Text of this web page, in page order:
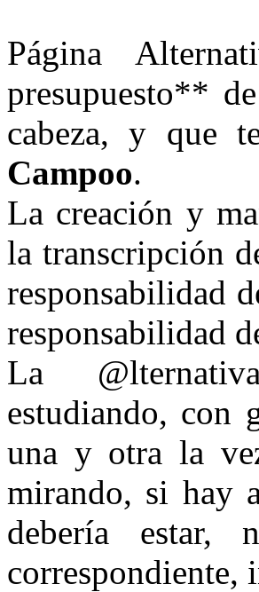
Página
presupuesto**
cabeza, y que
Campoo.
La creación y
la transcripción
responsabilidad
responsabilidad
La @lternativa
estudiando, con
una y otra la
mirando, si hay
debería estar,
correspondiente,